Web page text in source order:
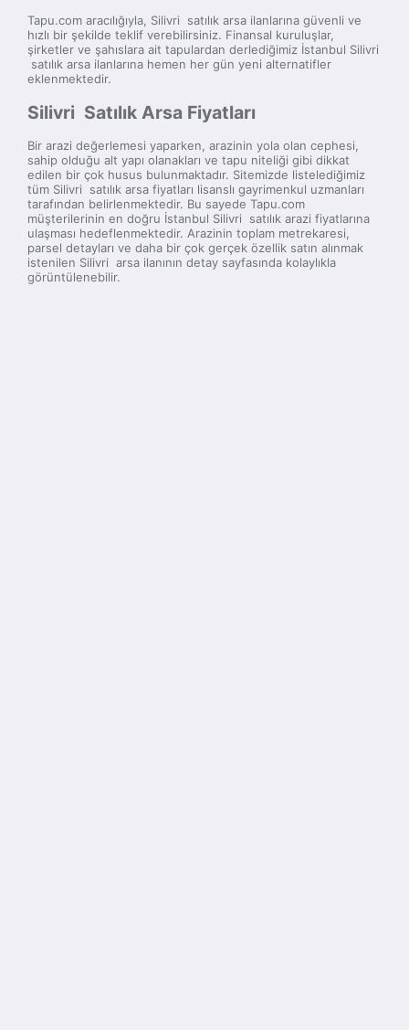
Tapu.com aracılığıyla, Silivri satılık arsa ilanlarına güvenli ve
hızlı bir şekilde teklif verebilirsiniz. Finansal kuruluşlar,
şirketler ve şahıslara ait tapulardan derlediğimiz İstanbul Silivri
satılık arsa ilanlarına hemen her gün yeni alternatifler
eklenmektedir.
Silivri Satılık Arsa Fiyatları
Bir arazi değerlemesi yaparken, arazinin yola olan cephesi,
sahip olduğu alt yapı olanakları ve tapu niteliği gibi dikkat
edilen bir çok husus bulunmaktadır. Sitemizde listelediğimiz
tüm Silivri satılık arsa fiyatları lisanslı gayrimenkul uzmanları
tarafından belirlenmektedir. Bu sayede Tapu.com
müşterilerinin en doğru İstanbul Silivri satılık arazi fiyatlarına
ulaşması hedeflenmektedir. Arazinin toplam metrekaresi,
parsel detayları ve daha bir çok gerçek özellik satın alınmak
istenilen Silivri arsa ilanının detay sayfasında kolaylıkla
görüntülenebilir.